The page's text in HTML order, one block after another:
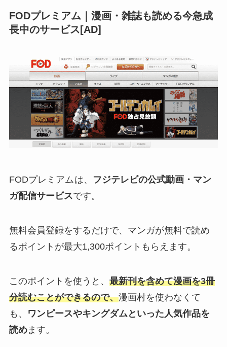
FODプレミアム｜漫画・雑誌も読める今急成
長中のサービス[AD]
FODプレミアムは、
フジテレビの公式動画・マン
ガ配信サービスです。
無料会員登録をするだけで、マンガが無料で読め
るポイントが最大1,300ポイントもらえます。
このポイントを使うと、 最新刊を含めて漫画を3冊
分読むことができるので、漫画村を使わなくて
も、
ワンピースやキングダムといった人気作品を
読めます。